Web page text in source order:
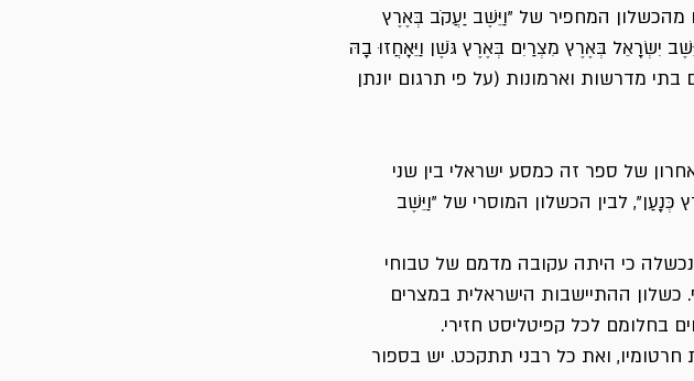
מהכשלון המחפיר של "וַיֵּשֶׁב יַעֲקֹב בְּאֶרֶץ
יִשְׂרָאֵל בְּאֶרֶץ מִצְרַיִם בְּאֶרֶץ גֹּשֶׁן וַיֵּאָחֲזוּ בָהּ
בתי מדרשות וארמונות (על פי תרגום יונתן
של ספר זה כמסע ישראלי בין שני
כְּנָעַן", לבין הכשלון המוסרי של "וַיֵּשֶׁב
כי היתה עקובה מדמם של טבוחי
ההתיישבות הישראלית במצרים
בחלומם לכל קפיטליסט חזירי.
ואת כל רבני תתקכט. יש בספור